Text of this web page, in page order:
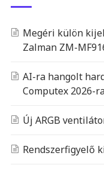
Megéri külön
Zalman ZM-
AI-ra hangolt
Computex 2026-
Új ARGB
Rendszerfigyelő